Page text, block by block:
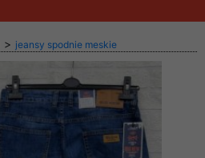
> jeansy spodnie meskie